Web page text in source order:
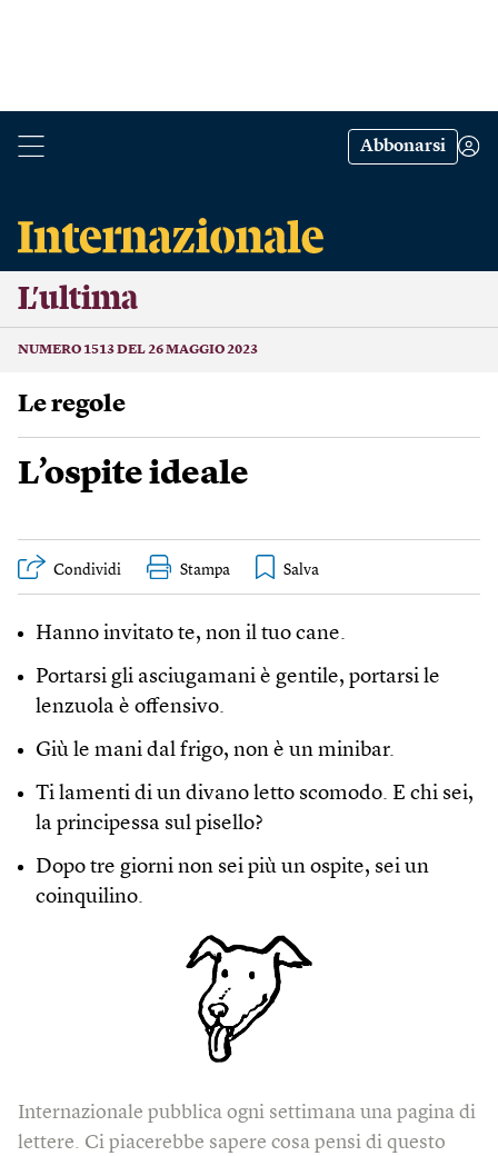
Abbonarsi
L’ultima
NUMERO 1513 DEL 26 MAGGIO 2023
Le regole
L’ospite ideale
Condividi Stampa
Hanno invitato te, non il tuo cane.
Portarsi gli asciugamani è gentile, portarsi le
lenzuola è offensivo.
Giù le mani dal frigo, non è un minibar.
Ti lamenti di un divano letto scomodo. E chi sei,
la principessa sul pisello?
Dopo tre giorni non sei più un ospite, sei un
coinquilino.
Internazionale pubblica ogni settimana una pagina di
lettere. Ci piacerebbe sapere cosa pensi di questo